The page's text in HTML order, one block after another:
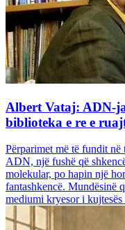
Albert Vataj: ADN-
biblioteka e re e
Përparimet më të fundit në
ADN, një fushë që
molekular, po hapin një
fantashkencë. Mundësinë
mediumi kryesor i